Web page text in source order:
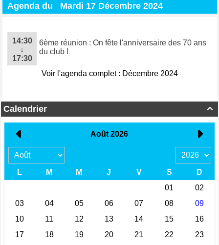

Calendrier
Agenda du Mardi 17 Décembre 2024
14:30
↓
17:30
6ème réunion : On fête l'anniversaire des 70 ans
du club !
Voir l'agenda complet : Décembre 2024